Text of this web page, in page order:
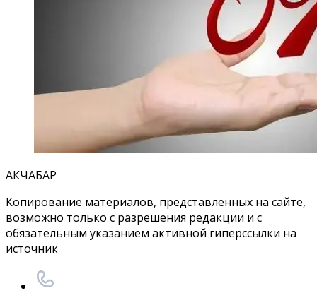
АКЧАБАР
Копирование материалов, представленных на сайте,
возможно только с разрешения редакции и с
обязательным указанием активной гиперссылки на
источник